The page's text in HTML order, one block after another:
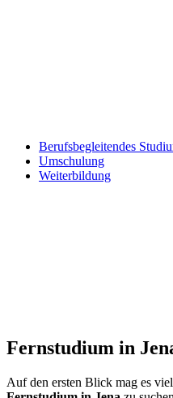
Berufsbegleitendes
Umschulung
Weiterbildung
Fernstudium in
Auf den ersten Blick mag es